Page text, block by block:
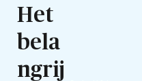
Het
bela
ngrij